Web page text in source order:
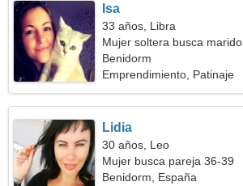
Isa
33 años, Libra
Mujer soltera busca marido
Benidorm
Emprendimiento, Patinaje
Lidia
30 años, Leo
Mujer busca pareja 36-39
Benidorm, España